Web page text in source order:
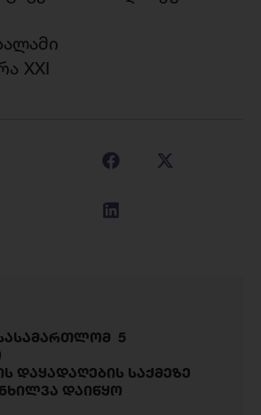
XXI
5
დაყადაღების საქმეზე
დაიწყო